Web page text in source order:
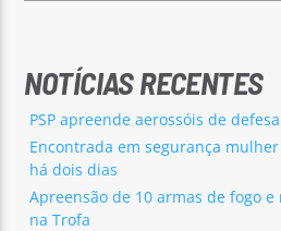
NOTÍCIAS RECENTES
PSP apreende aerossóis de
Encontrada em segurança
há dois dias
Apreensão de 10 armas de fogo
na Trofa